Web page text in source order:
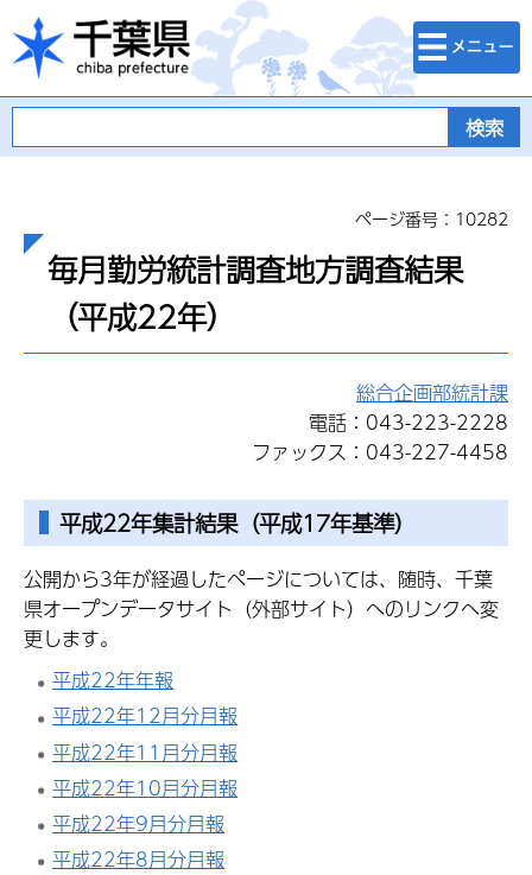
千葉県
検索・メニュ
ー
ページ番号：10282
毎月勤労統計調査地方調査結果
（平成22年）
総合企画部統計課
電話：043-223-2228
ファックス：043-227-4458
平成22年集計結果（平成17年基準）
公開から3年が経過したページについては、随時、千葉
県オープンデータサイト（外部サイト）へのリンクへ変
更します。
平成22年年報
平成22年12月分月報
平成22年11月分月報
平成22年10月分月報
平成22年9月分月報
平成22年8月分月報